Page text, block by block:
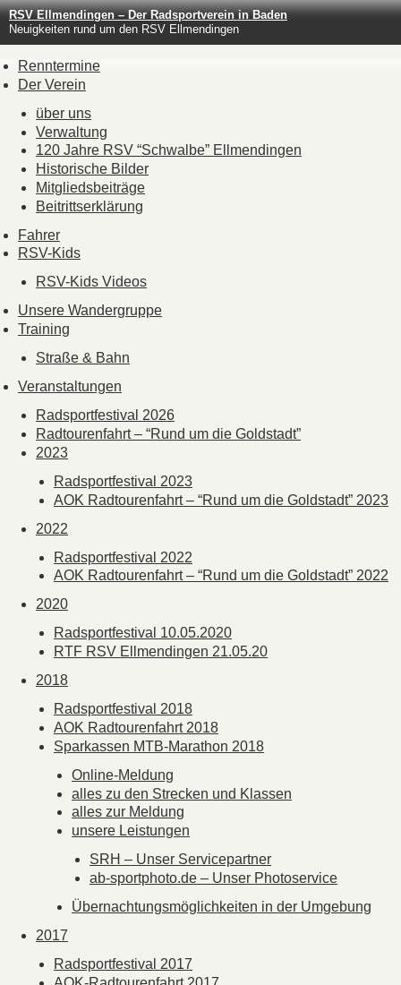
RSV Ellmendingen – Der Radsportverein in Baden
Neuigkeiten rund um den RSV Ellmendingen
Renntermine
Der Verein
über uns
Verwaltung
120 Jahre RSV “Schwalbe” Ellmendingen
Historische Bilder
Mitgliedsbeiträge
Beitrittserklärung
Fahrer
RSV-Kids
RSV-Kids Videos
Unsere Wandergruppe
Training
Straße & Bahn
Veranstaltungen
Radsportfestival 2026
Radtourenfahrt – “Rund um die Goldstadt”
2023
Radsportfestival 2023
AOK Radtourenfahrt – “Rund um die Goldstadt” 2023
2022
Radsportfestival 2022
AOK Radtourenfahrt – “Rund um die Goldstadt” 2022
2020
Radsportfestival 10.05.2020
RTF RSV Ellmendingen 21.05.20
2018
Radsportfestival 2018
AOK Radtourenfahrt 2018
Sparkassen MTB-Marathon 2018
Online-Meldung
alles zu den Strecken und Klassen
alles zur Meldung
unsere Leistungen
SRH – Unser Servicepartner
ab-sportphoto.de – Unser Photoservice
Übernachtungsmöglichkeiten in der Umgebung
2017
Radsportfestival 2017